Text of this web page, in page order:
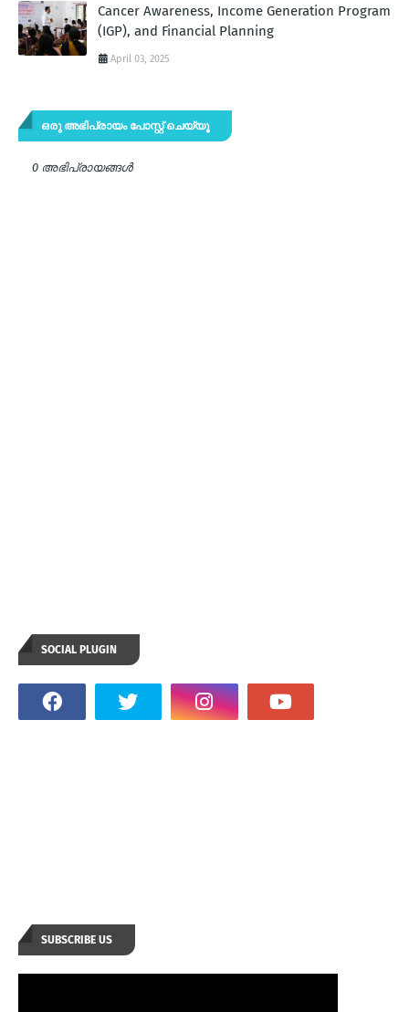
Cancer Awareness, Income Generation Program
(IGP), and Financial Planning
April 03, 2025
ഒരു അഭിപ്രായം പോസ്റ്റ് ചെയ്യൂ
0 അഭിപ്രായങ്ങള്‍
SOCIAL PLUGIN
SUBSCRIBE US